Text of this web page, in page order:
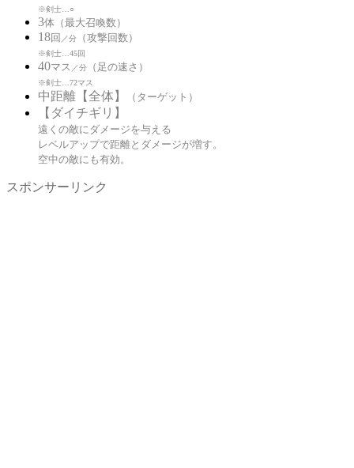
※剣士…○
3体（最大召喚数）
18回 ／分 （攻撃回数）
※剣士…45回
40マス ／分 （足の速さ）
※剣士…72マス
中距離【全体】 （ターゲット）
【ダイチギリ】
遠くの敵にダメージを与える
レベルアップで距離とダメージが増す。
空中の敵にも有効。
スポンサーリンク